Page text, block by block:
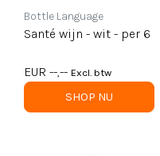
Bottle Language
Santé wijn - wit - per 6
EUR --,-- Excl. btw
SHOP NU